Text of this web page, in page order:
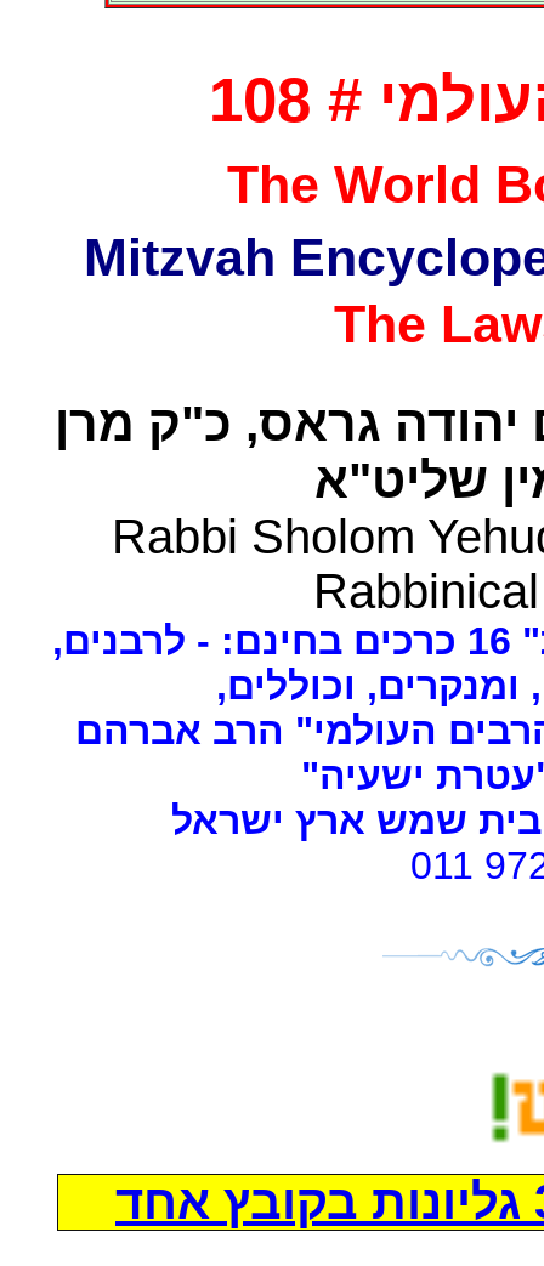
# 108
The World
The
גראס, כ"ק מרן
שליט"א
Rabbi Sholom
ומנקרים, וכוללים,
העולמי" הרב אברהם
ישעיה"
שמש ארץ ישראל
011